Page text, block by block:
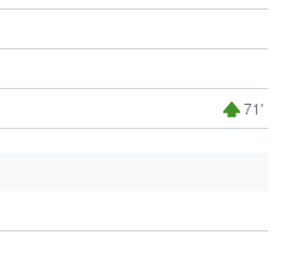
71'